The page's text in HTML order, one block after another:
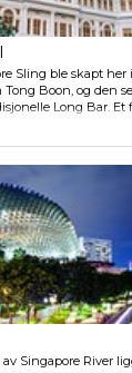
Sling ble skapt her i
Boon, og den
Long Bar. Et
atmosfære, museum
Utenfor inngangen
dørvakten i
Singapore River